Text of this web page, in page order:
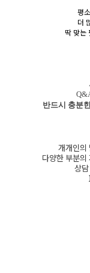
평
더
딱 맞는
반드시 충분
개개인의
다양한 부분의
상